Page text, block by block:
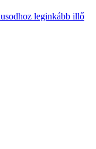
leginkább illő